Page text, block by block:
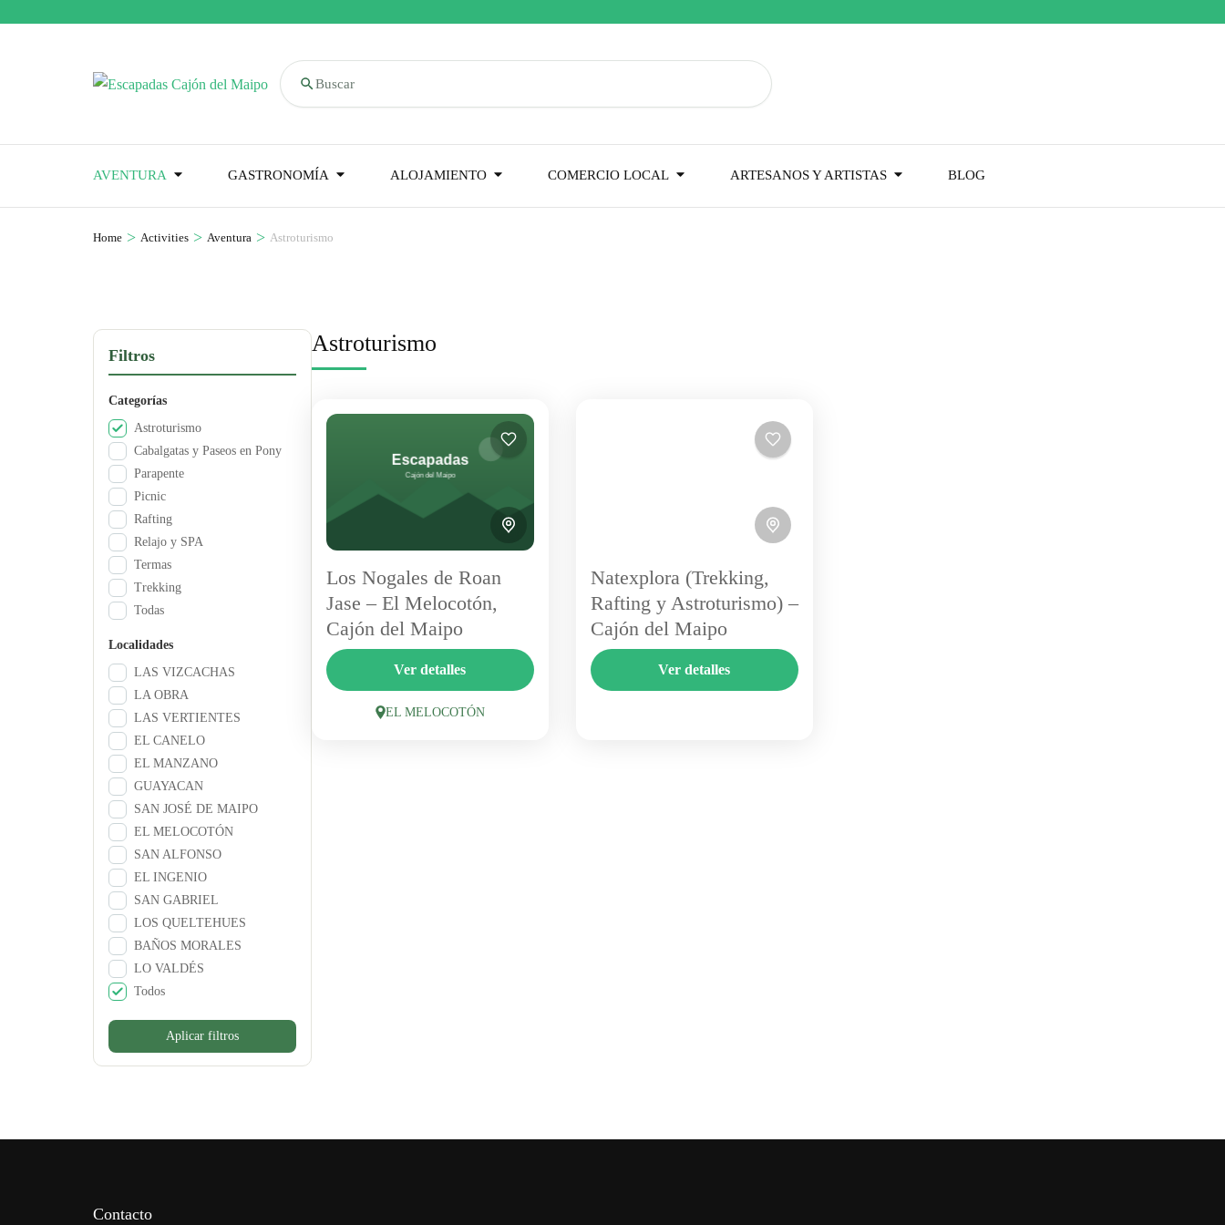
Buscar
AVENTURA GASTRONOMÍA ALOJAMIENTO COMERCIO LOCAL ARTESANOS Y ARTISTAS BLOG
Home > Activities > Aventura > Astroturismo
Filtros
Categorías
Astroturismo
Cabalgatas y Paseos en Pony
Parapente
Picnic
Rafting
Relajo y SPA
Termas
Trekking
Todas
Localidades
LAS VIZCACHAS
LA OBRA
LAS VERTIENTES
EL CANELO
EL MANZANO
GUAYACAN
SAN JOSÉ DE MAIPO
EL MELOCOTÓN
SAN ALFONSO
EL INGENIO
SAN GABRIEL
LOS QUELTEHUES
BAÑOS MORALES
LO VALDÉS
Todos
Aplicar filtros
Astroturismo
Los Nogales de Roan
Jase – El Melocotón,
Cajón del Maipo
Los Nogales de Roan Jase es un
centro turístico en El Melocotón
que combina camping, cabañas y
Ver detalles
EL MELOCOTÓN
Natexplora (Trekking,
Rafting y Astroturismo) –
Cajón del Maipo
Natexplora es un operador de
turismo de naturaleza del Cajón
Ver detalles
Contacto